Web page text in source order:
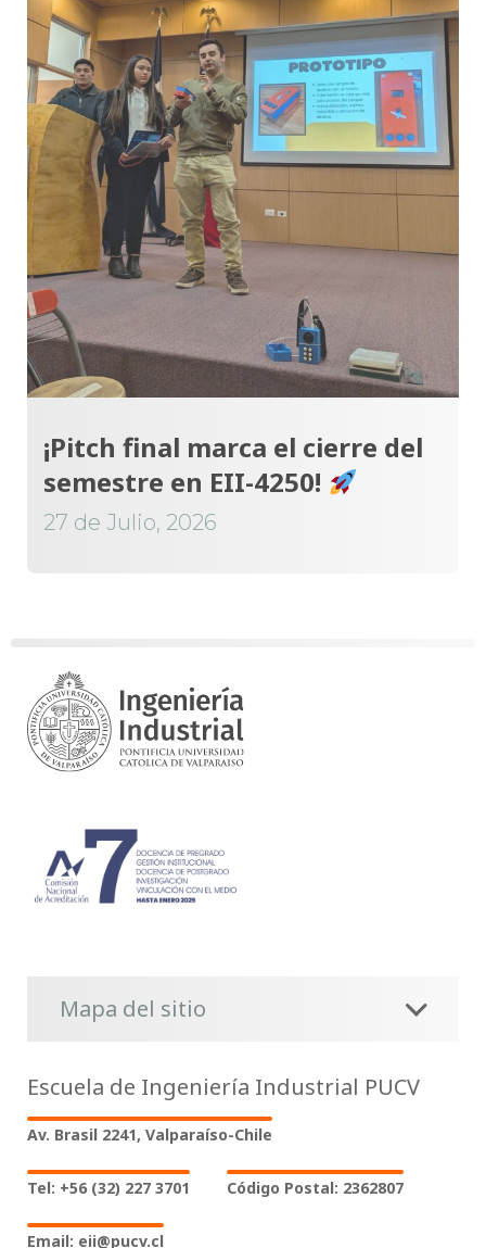
¡Pitch final marca el cierre del
semestre en EII-4250!
27 de Julio, 2026
Mapa del sitio
Escuela de Ingeniería Industrial PUCV
Av. Brasil 2241, Valparaíso-Chile
Tel: +56 (32) 227 3701 Código Postal: 2362807
Email: eii@pucv.cl